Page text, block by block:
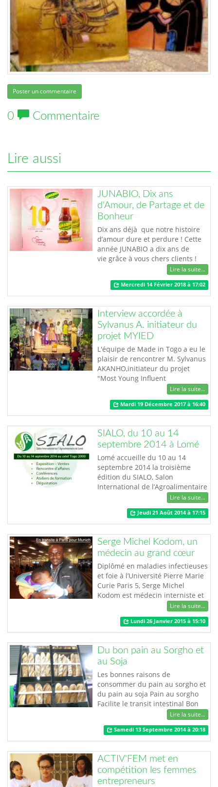
Poster un commentaire
0 Commentaire
Lire aussi
JUNABIO, Dix ans
d'Amour, de Partage et de
Bonheur
Dix ans déjà que notre histoire
d’amour dure et perdure ! Cette
année JUNABIO a dix ans de
vie grâce à vous chers clients !
L’histoire ne fait que commencer
entre vous et nous. Faire du
consommer togolais une réalité
est bien devenue une réalité. A
vous tous qui rentrez dans nos
points de vente et achetez nos
produits, à vous tous qui
découvre…
Lire la suite...
Mercredi 14 Février 2018 à 17:02
Interview accordée à
Sylvanus A. initiateur du
projet MYIED
L'équipe de Made in Togo a eu le
plaisir de rencontrer M. Sylvanus
AKANHO,initiateur du projet
"Most Young Influent
Entrepreneurs Day" dont la finale
de la 1ère édition s'est tenue le
17 Décembre 2017 dans le cadre
Eco-responsable de l'espace Viva.
Présentez vous s'il
vous plaît. Je réponds au nom de
Sylvanus Joël AKAN…
Lire la suite...
Mardi 19 Décembre 2017 à 16:40
SIALO, du 10 au 14
septembre 2014 à Lomé
Lomé accueille du 10 au 14
septembre 2014 la troisième
édition du SIALO, Salon
International de l’Agroalimentaire
d’exposition durant lesquels, le
public togolais est convié au
Centre Togolais d’Exposition et
Foire dans l’optique de découvrir
les produits alimentaires et
artisanaux « Made in Togo ». Il
sera également l’occ…
Lire la suite...
Jeudi 21 Août 2014 à 17:15
Serge Michel Kodom, un
médecin au grand cœur
Diplômé en maladies infectieuses
et foie à l’Université Pierre Marie
Curie Paris 5, Serge Michel
Kodom est médecin interniste et
directeur de la Clinique
Immaculée Conception sise à
Lomé. Même Expert agréé auprès
des cours et tribunaux de la
République Togolaise, Dr Kodom
n’est pas comblé. Il a fallu qu’il
vole au secours des défavorisés à
travers…
Lire la suite...
Lundi 26 Janvier 2015 à 15:10
Du bon pain au Sorgho et
au Soja
Les bonnes raisons de
consommer du pain au sorgho et
du pain au soja Pain au sorgho
Facilite le transit intestinal Bon
pour les diabétiques Riche en
vitamine B Pain au soja Bon pour
les constipés et les diarrhéiques
Bon pour le métabolisme des
sucres Participent à la prévention
des maladies cardiovasculaires et
de…
Lire la suite...
Samedi 13 Septembre 2014 à 20:18
ACTIV'FEM met en
compétition les femmes
entrepreneurs